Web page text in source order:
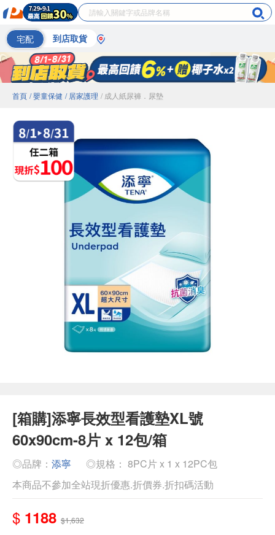
宅配 到店取貨
首頁 / 嬰童保健 / 居家護理 / 成人紙尿褲．尿墊
[箱購]添寧長效型看護墊XL號
60x90cm-8片 x 12包/箱
◎品牌： 添寧
◎規格： 8PC片 x 1 x 12PC包
本商品不參加全站現折優惠.折價券.折扣碼活動
$ 1188 $1,632